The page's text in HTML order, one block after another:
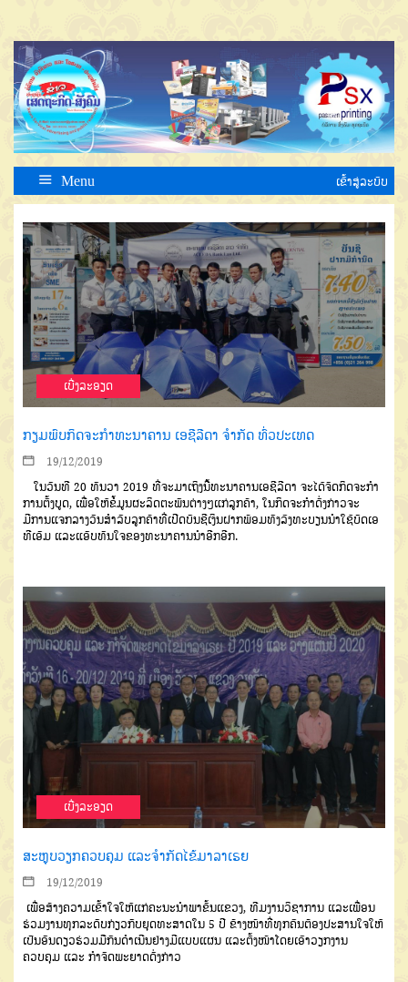
Menu ເຂົ້າສູ່ລະບົບ
ເບີ່ງລະອຽດ
ກຽມພົບກິດຈະກຳທະນາຄານ ເອຊີລີດາ ຈຳກັດ ທົ່ວປະເທດ
19/12/2019
ໃນວັນທີ 20 ທັນວາ 2019 ທີ່ຈະມາເຖິງນີ້ທະນາຄານເອຊີລີດາ ຈະໄດ້ຈັດກິດຈະກຳ
ການຕັ້ງບູດ, ເພື່ອໃຫ້ຂໍ້ມູນຜະລິດຕະພັນຕ່າງໆແກ່ລູກຄ້າ, ໃນກິດຈະກຳດັ່ງກ່າວຈະ
ມີການແຈກລາງວັນສຳລັບລູກຄ້າທີ່ເປີດບັນຊີເງິນຝາກພ້ອມທັງລົງທະບຽນນຳໃຊ້ບັດເອ
ທີເອັມ ແລະແອັບທັນໃຈຂອງທະນາຄານນຳອີກອີກ.
ເບີ່ງລະອຽດ
ສະຫຼຸບວຽກຄວບຄຸມ ແລະຈຳກັດໄຂ້ມາລາເຣຍ
19/12/2019
ເພື່ອສ້າງຄວາມເຂົ້າໃຈໃຫ້ແກ່ຄະນະນຳພາຂັ້ນແຂວງ, ທີມງານວິຊາການ ແລະເພື່ອນ
ຮ່ວມງານທຸກລະດັບກ່ຽວກັບຍຸດທະສາດໃນ 5 ປີ ຂ້າງໜ້າທີ່ທຸກຄົນຕ້ອງປະສານໃຈໃຫ້
ເປັນອັນດຽວຮ່ວມມືກັນດຳເນີນຢ່າງມີແບບແຜນ ແລະຕັ້ງໜ້າໂດຍເອົາວຽກງານ
ຄວບຄຸມ ແລະ ກຳຈັດພະຍາດດັ່ງກ່າວ